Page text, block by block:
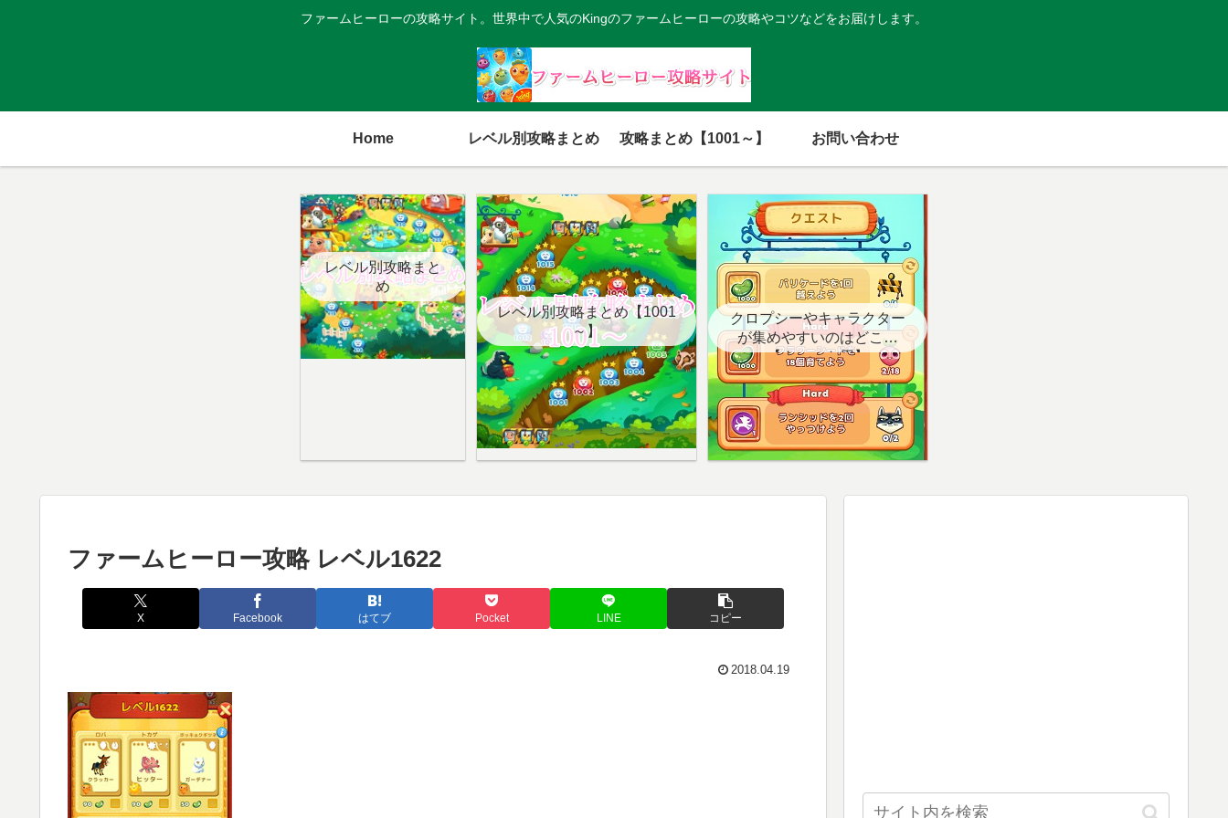
ファームヒーローの攻略サイト。世界中で人気のKingのファームヒーローの攻略やコツなどをお届けします。
Home レベル別攻略まとめ 攻略まとめ【1001～】 お問い合わせ
レベル別攻略まと
め
レベル別攻略まとめ【1001
～】
クロプシーやキャラクター
が集めやすいのはどこ？
【クエスト用】
ファームヒーロー攻略 レベル1622
X Facebook はてブ Pocket LINE コピー
2018.04.19